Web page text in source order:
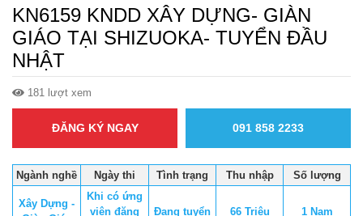
KN6159 KNDD XÂY DỰNG- GIÀN
GIÁO TẠI SHIZUOKA- TUYỂN ĐẦU
NHẬT
181 lượt xem
ĐĂNG KÝ NGAY 091 858 2233
Ngành nghề Ngày thi Tình trạng Thu nhập Số lượng
Xây Dựng -
Khi có ứng
viên đăng
Đang tuyển 66 Triệu 1 Nam